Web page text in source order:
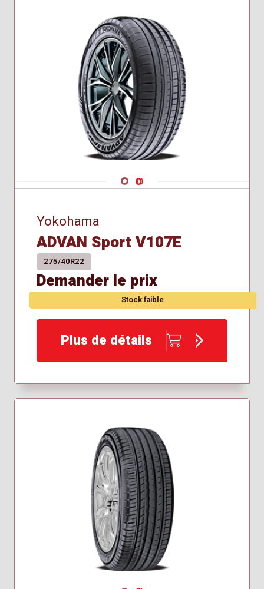
Navigate 1
Navigate 2
Yokohama
ADVAN Sport V107E
275/40R22
Demander le prix
Stock faible
Plus de détails